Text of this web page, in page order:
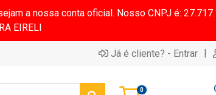
a nossa conta oficial. Nosso CNPJ é:
EIRELI
Já é cliente? - Entrar |
0